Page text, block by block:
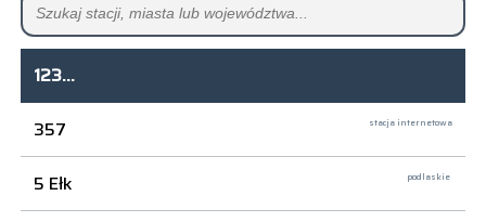
123...
357
stacja internetowa
5 Ełk podlaskie